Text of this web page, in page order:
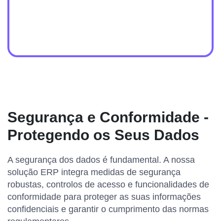
Segurança e Conformidade -
Protegendo os Seus Dados
A segurança dos dados é fundamental. A nossa
solução ERP integra medidas de segurança
robustas, controlos de acesso e funcionalidades de
conformidade para proteger as suas informações
confidenciais e garantir o cumprimento das normas